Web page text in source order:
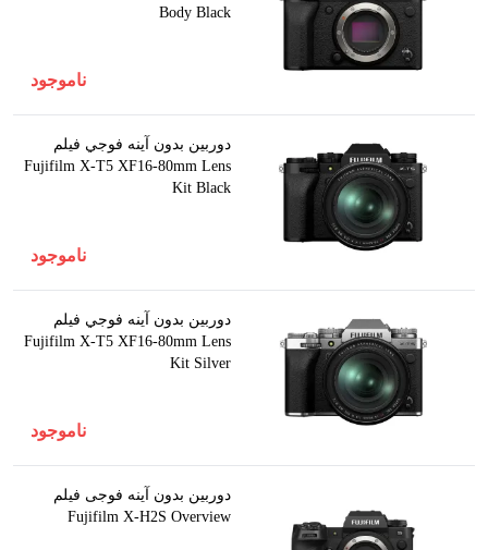
Body Black
ناموجود
دوربين بدون آينه فوجي فيلم
Fujifilm X-T5 XF16-80mm Lens
Kit Black
ناموجود
دوربين بدون آينه فوجي فيلم
Fujifilm X-T5 XF16-80mm Lens
Kit Silver
ناموجود
دوربین بدون آینه فوجی فیلم
Fujifilm X-H2S Overview